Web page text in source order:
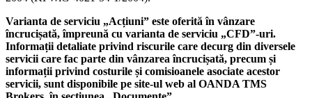
Varianta de serviciu „Acțiuni” este oferită în vânzare
încrucișată, împreună cu varianta de serviciu „CFD”-uri.
Informații detaliate privind riscurile care decurg din diversele
servicii care fac parte din vânzarea încrucișată, precum și
informații privind costurile și comisioanele asociate acestor
servicii, sunt disponibile pe site-ul web al OANDA TMS